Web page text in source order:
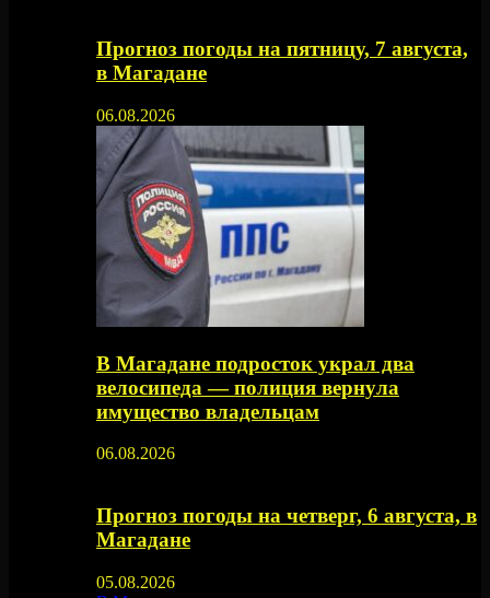
Прогноз погоды на пятницу, 7 августа,
в Магадане
06.08.2026
В Магадане подросток украл два
велосипеда — полиция вернула
имущество владельцам
06.08.2026
Прогноз погоды на четверг, 6 августа, в
Магадане
05.08.2026